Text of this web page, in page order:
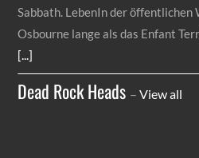
Sabbath. LebenIn der öffentlichen
Osbourne lange als das Enfant
[...]
Dead Rock Heads –View all